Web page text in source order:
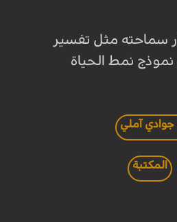
سماحته مثل تفسير
نمط الحياة
جوادي آملي
المكتبة